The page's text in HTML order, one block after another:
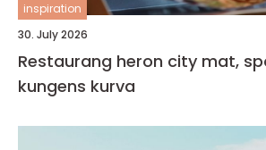
inspiration
30. July 2026
Restaurang heron city mat, sport och nöjen i
kungens kurva